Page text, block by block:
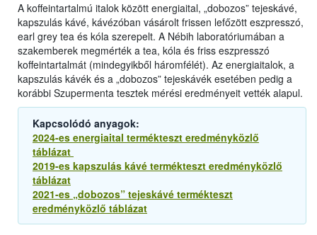
A koffeintartalmú italok között energiaital, „dobozos” tejeskávé,
kapszulás kávé, kávézóban vásárolt frissen lefőzött eszpresszó,
earl grey tea és kóla szerepelt. A Nébih laboratóriumában a
szakemberek megmérték a tea, kóla és friss eszpresszó
koffeintartalmát (mindegyikből háromfélét). Az energiaitalok, a
kapszulás kávék és a „dobozos” tejeskávék esetében pedig a
korábbi Szupermenta tesztek mérési eredményeit vették alapul.
Kapcsolódó anyagok:
2024-es energiaital termékteszt eredményközlő
táblázat
2019-es kapszulás kávé termékteszt eredményközlő
táblázat
2021-es „dobozos” tejeskávé termékteszt
eredményközlő táblázat